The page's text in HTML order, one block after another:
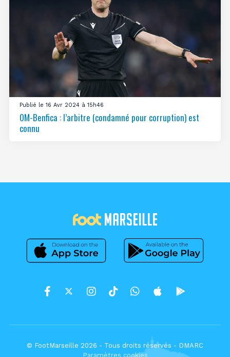
Publié le 16 Avr 2024 à 15h46
OM-Benfica : l’arbitre (condamné pour corruption) est
connu
© FootMarseille 2026 - Tous droits réservés - DMARC
Paramètres cookies